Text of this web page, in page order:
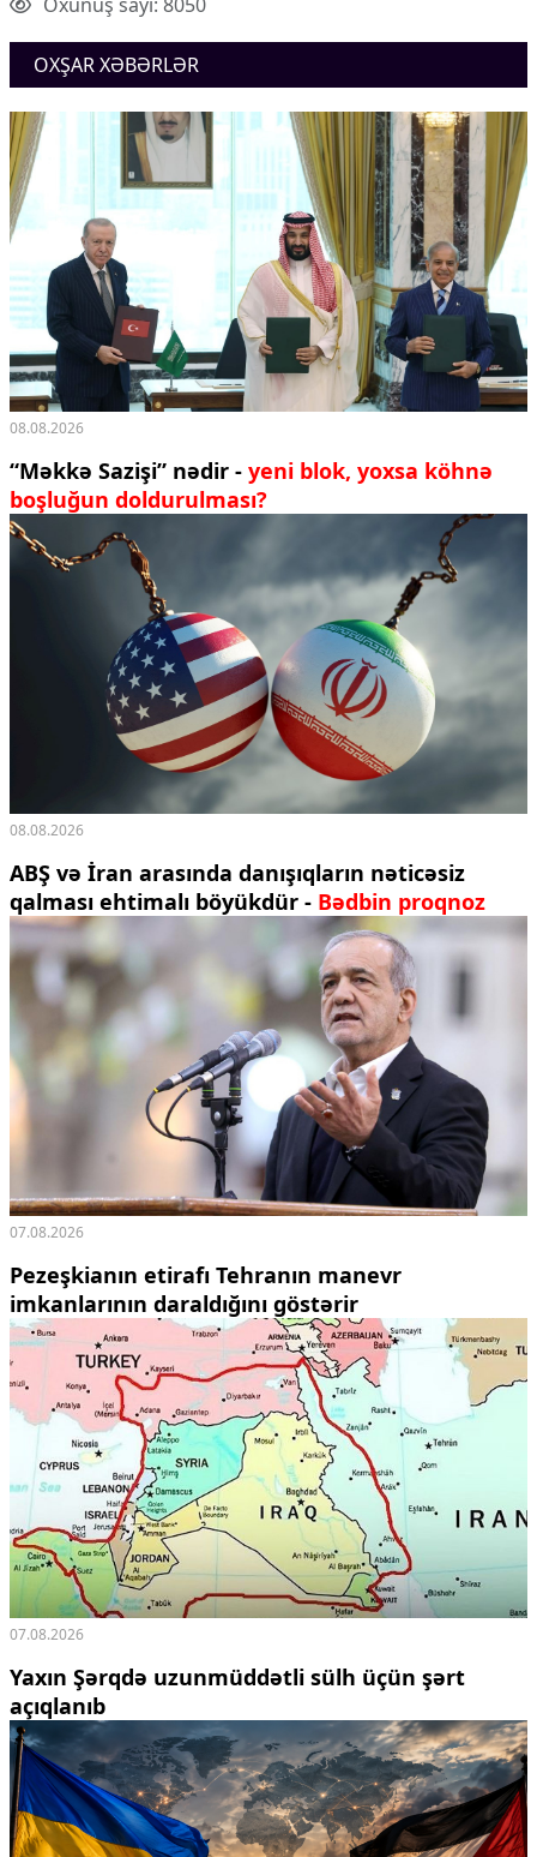
OXŞAR XƏBƏRLƏR
08.08.2026
“Məkkə Sazişi” nədir - yeni blok, yoxsa köhnə
boşluğun doldurulması?
08.08.2026
ABŞ və İran arasında danışıqların nəticəsiz
qalması ehtimalı böyükdür - Bədbin proqnoz
07.08.2026
Pezeşkianın etirafı Tehranın manevr
imkanlarının daraldığını göstərir
07.08.2026
Yaxın Şərqdə uzunmüddətli sülh üçün şərt
açıqlanıb